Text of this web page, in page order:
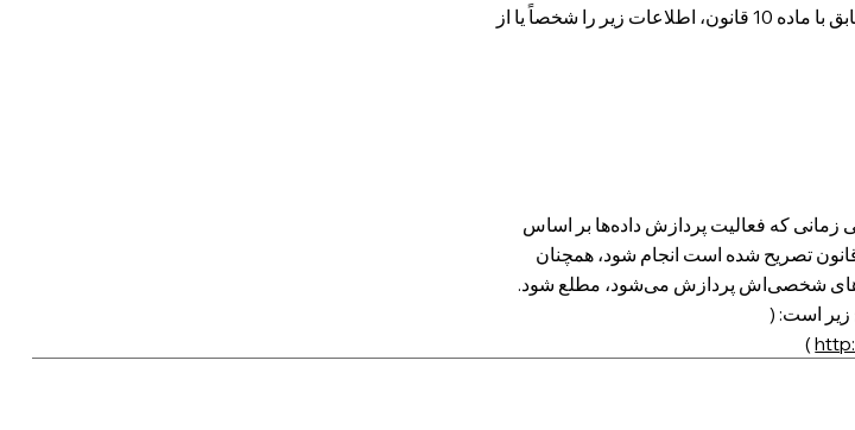
کنترل‌کننده داده‌ها موظف است هنگام جمع‌آوری داده‌های شخصی، مطابق با ماده 10 قانون، اطلاعات زیر را شخصاً یا از
زمانی که فعالیت پردازش داده‌ها بر اساس
تصریح شده است انجام شود، همچنان
شخصی‌اش پردازش می‌شود، مطلع شود.
زیر است: (
)